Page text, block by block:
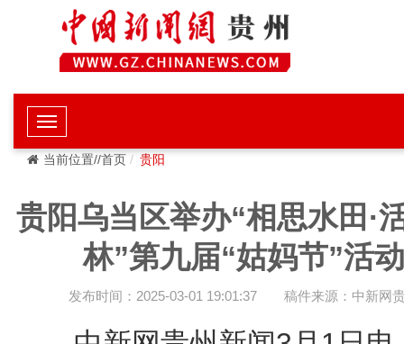
当前位置//首页 贵阳
贵阳乌当区举办“相思水田·
林”第九届“姑妈节”活动
发布时间：2025-03-01 19:01:37 稿件来源：中新网